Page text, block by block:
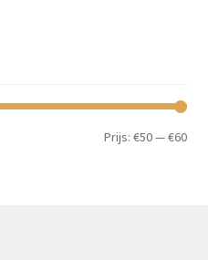
Min.
Prijs:€50—€60